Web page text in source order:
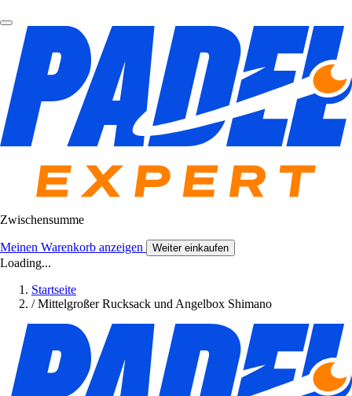
Zwischensumme
Meinen Warenkorb anzeigen Weiter einkaufen
Loading...
Startseite
/ Mittelgroßer Rucksack und Angelbox Shimano